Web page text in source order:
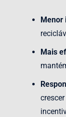
Menor
Mais